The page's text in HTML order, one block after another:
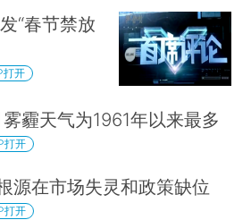
“春节禁放
打开
霾天气为1961年以来最多
打开
源在市场失灵和政策缺位
打开